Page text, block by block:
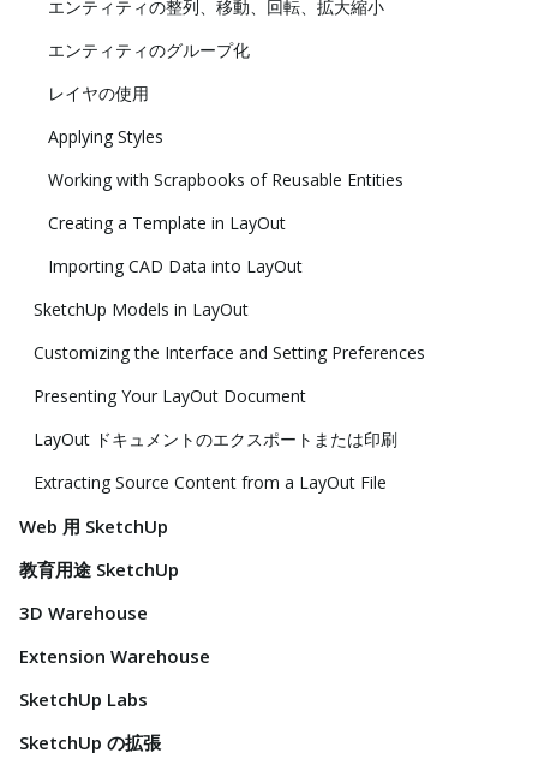
エンティティの整列、移動、回転、拡大縮小
エンティティのグループ化
レイヤの使用
Applying Styles
Working with Scrapbooks of Reusable Entities
Creating a Template in LayOut
Importing CAD Data into LayOut
SketchUp Models in LayOut
Customizing the Interface and Setting Preferences
Presenting Your LayOut Document
LayOut ドキュメントのエクスポートまたは印刷
Extracting Source Content from a LayOut File
Web 用 SketchUp
教育用途 SketchUp
3D Warehouse
Extension Warehouse
SketchUp Labs
SketchUp の拡張